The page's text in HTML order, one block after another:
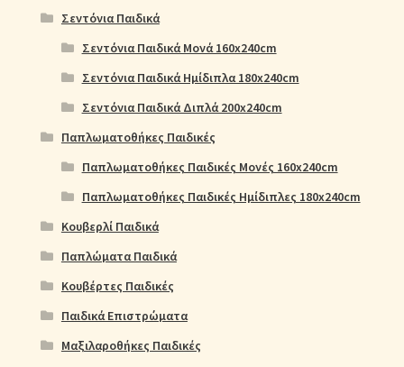
Σεντόνια Παιδικά
Σεντόνια Παιδικά Μονά 160x240cm
Σεντόνια Παιδικά Ημίδιπλα 180x240cm
Σεντόνια Παιδικά Διπλά 200x240cm
Παπλωματοθήκες Παιδικές
Παπλωματοθήκες Παιδικές Μονές 160x240cm
Παπλωματοθήκες Παιδικές Ημίδιπλες 180x240cm
Κουβερλί Παιδικά
Παπλώματα Παιδικά
Κουβέρτες Παιδικές
Παιδικά Επιστρώματα
Μαξιλαροθήκες Παιδικές